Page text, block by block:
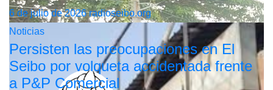
6 de julio de 2026radioseibo.org
Noticias
Persisten las preocupaciones en El
Seibo por volqueta accidentada frente
a P&P Comercial